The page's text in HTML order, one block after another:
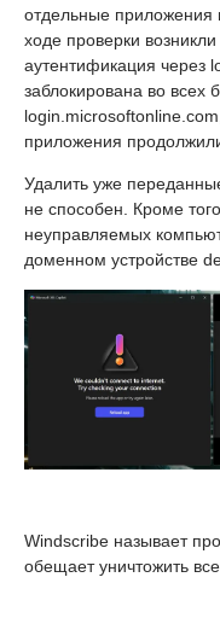
отдельные
ходе проверки
аутентификация через
заблокирована во всех
приложения
Удалить уже
не способен. Кроме
неуправляемых
доменном устройстве
Windscribe называет
обещает уничтожить